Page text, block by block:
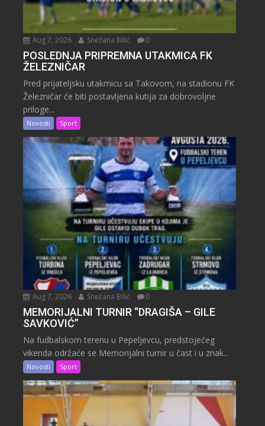
Aug 7, 2026 Snežana Bilić 0
POSLEDNJA PRIPREMNA UTAKMICA FK
ŽELEZNIČAR
Pred prijateljsku utakmicu sa Takovom, na stadionu FK
Železničar će biti postavljena kutija za dobrovoljne
priloge...
Novosti Sport
Aug 7, 2026 Snežana Bilić 0
MEMORIJALNI TURNIR “DRAGIŠA – GILE
SAVKOVIĆ”
Na fudbalskom terenu u Pepeljevcu, predstojećeg
vikenda održaće se Memorijalni turnir u čast i u znak...
Novosti Sport